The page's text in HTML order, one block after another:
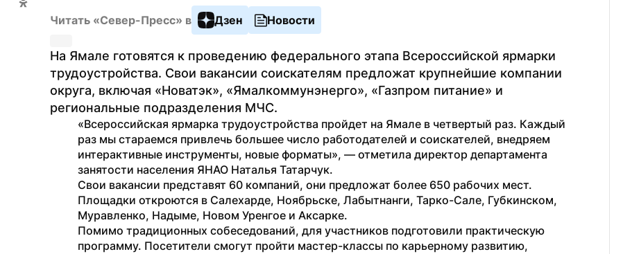
Читать «Север-Пресс» в Дзен Новости
На Ямале готовятся к проведению федерального этапа Всероссийской ярмарки
трудоустройства. Свои вакансии соискателям предложат крупнейшие компании
округа, включая «Новатэк», «Ямалкоммунэнерго», «Газпром питание» и
региональные подразделения МЧС.
«Всероссийская ярмарка трудоустройства пройдет на Ямале в четвертый раз. Каждый
раз мы стараемся привлечь большее число работодателей и соискателей, внедряем
интерактивные инструменты, новые форматы», — отметила директор департамента
занятости населения ЯНАО Наталья Татарчук.
Свои вакансии представят 60 компаний, они предложат более 650 рабочих мест.
Площадки откроются в Салехарде, Ноябрьске, Лабытнанги, Тарко-Сале, Губкинском,
Муравленко, Надыме, Новом Уренгое и Аксарке.
Помимо традиционных собеседований, для участников подготовили практическую
программу. Посетители смогут пройти мастер-классы по карьерному развитию,